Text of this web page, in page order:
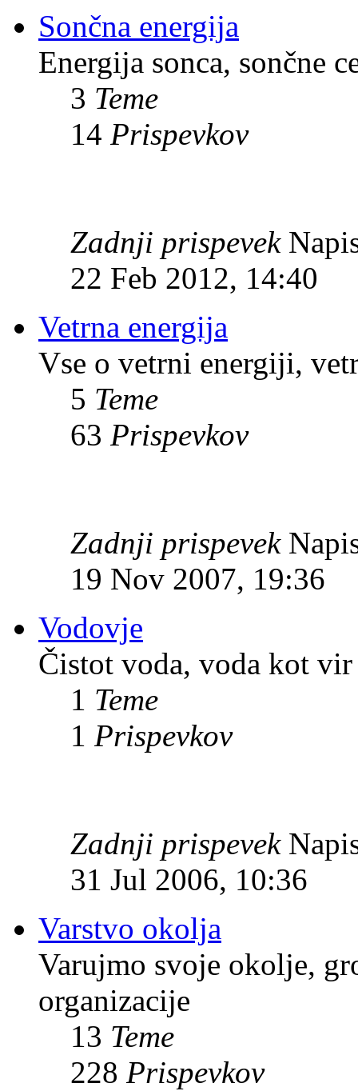
Sončna energija
Energija sonca, sončne
3 Teme
14 Prispevkov
Zadnji prispevek
22 Feb 2012, 14:40
Vetrna energija
Vse o vetrni energiji,
5 Teme
63 Prispevkov
Zadnji prispevek
19 Nov 2007, 19:36
Vodovje
Čistot voda, voda kot
1 Teme
1 Prispevkov
Zadnji prispevek
31 Jul 2006, 10:36
Varstvo okolja
Varujmo svoje okolje,
organizacije
13 Teme
228 Prispevkov